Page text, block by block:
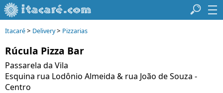
Itacaré> Delivery> Pizzarias
Rúcula Pizza Bar
Passarela da Vila
Esquina rua Lodônio Almeida & rua João de Souza -
Centro